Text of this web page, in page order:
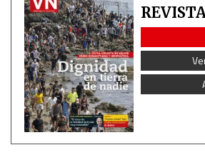
Functional
Advertising